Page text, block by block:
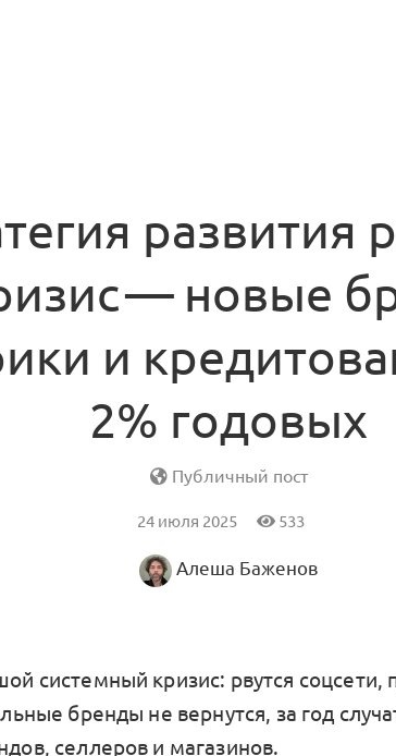
развития
— новые
и
2% годовых
Публичный пост
24 июля 2025 533
Алеша Баженов
системный кризис: рвутся
бренды не вернутся, за год
селлеров и магазинов.